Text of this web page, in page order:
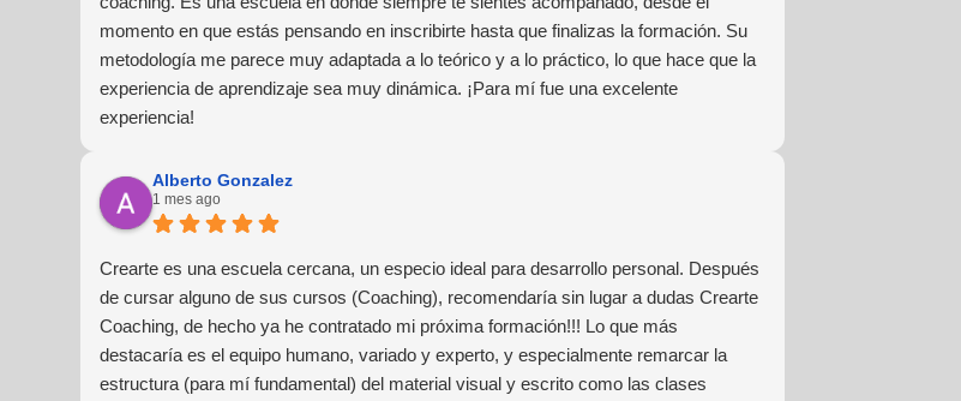
momento en que estás pensando en inscribirte hasta que finalizas la formación. Su
metodología me parece muy adaptada a lo teórico y a lo práctico, lo que hace que la
experiencia de aprendizaje sea muy dinámica. ¡Para mí fue una excelente
experiencia!
Alberto Gonzalez
1 mes ago
Crearte es una escuela cercana, un especio ideal para desarrollo personal. Después
de cursar alguno de sus cursos (Coaching), recomendaría sin lugar a dudas Crearte
Coaching, de hecho ya he contratado mi próxima formación!!! Lo que más
destacaría es el equipo humano, variado y experto, y especialmente remarcar la
estructura (para mí fundamental) del material visual y escrito como las clases